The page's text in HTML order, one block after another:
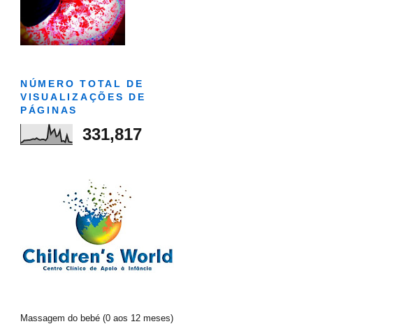
NÚMERO TOTAL DE
VISUALIZAÇÕES DE
PÁGINAS
331,817
Massagem do bebé (0 aos 12 meses)